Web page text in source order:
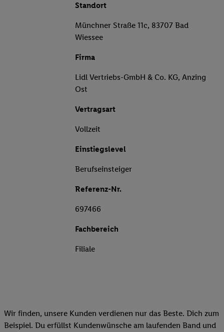
Standort
Münchner Straße 11c, 83707 Bad
Wiessee
Firma
Lidl Vertriebs-GmbH & Co. KG, Anzing
Ost
Vertragsart
Vollzeit
Einstiegslevel
Berufseinsteiger
Referenz-Nr.
697466
Fachbereich
Filiale
Wir finden, unsere Kunden verdienen nur das Beste. Dich zum
Beispiel. Du erfüllst Kundenwünsche am laufenden Band und